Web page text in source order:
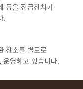
등을 잠금장치가
.
장소를 별도로
운영하고 있습니다.